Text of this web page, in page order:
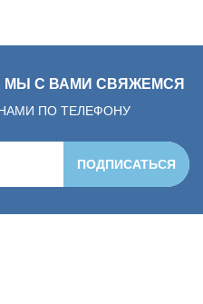
МЫ С ВАМИ СВЯЖЕМСЯ
ПО ТЕЛЕФОНУ
ПОДПИСАТЬСЯ